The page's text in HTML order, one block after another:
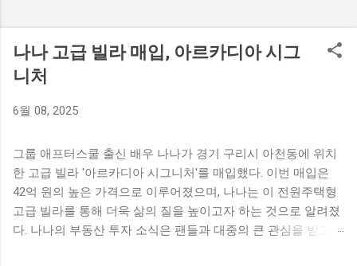
나나 고급 빌라 매입, 아르카디아 시그
니처
6월 08, 2025
그룹 애프터스쿨 출신 배우 나나가 경기 구리시 아천동에 위치
한 고급 빌라 '아르카디아 시그니처'를 매입했다. 이번 매입은
42억 원의 높은 가격으로 이루어졌으며, 나나는 이 전원주택형
고급 빌라를 통해 더욱 삶의 질을 높이고자 하는 것으로 알려졌
다. 나나의 부동산 투자 소식은 팬들과 대중의 큰 관심을 받고